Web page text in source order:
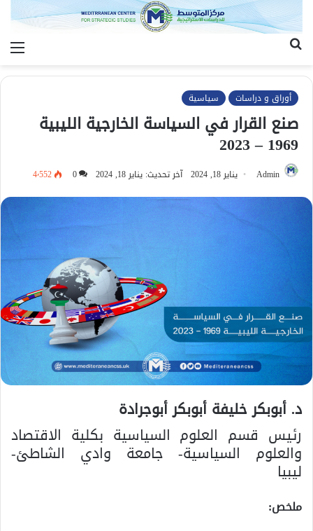
أوراق و دراسات سياسية
صنع القرار في السياسة الخارجية الليبية
1969 – 2023
Admin يناير 18, 2024 آخر تحديث: يناير 18, 2024 0 4٬552
د. أبوبكر خليفة أبوبكر أبوجرادة
رئيس قسم العلوم السياسية بكلية الاقتصاد
والعلوم السياسية- جامعة وادي الشاطئ-
ليبيا
ملخص: